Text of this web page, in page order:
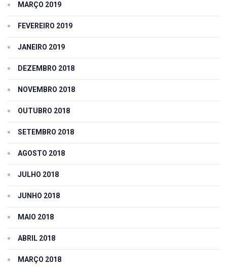
MARÇO 2019
FEVEREIRO 2019
JANEIRO 2019
DEZEMBRO 2018
NOVEMBRO 2018
OUTUBRO 2018
SETEMBRO 2018
AGOSTO 2018
JULHO 2018
JUNHO 2018
MAIO 2018
ABRIL 2018
MARÇO 2018